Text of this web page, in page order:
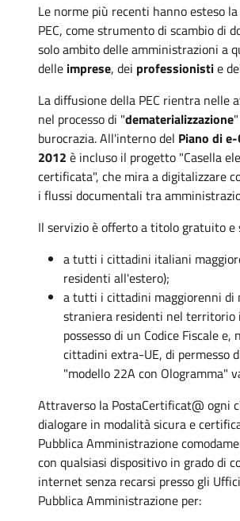
Le norme più recenti hanno esteso
PEC, come strumento di scambio di
solo ambito delle amministrazioni a
delle imprese, dei professionistie
La diffusione della PEC rientra nelle
nel processo di "dematerializzazione
burocrazia. All'interno del Piano di
2012 è incluso il progetto "Casella
certificata", che mira a digitalizzare
i flussi documentali tra
Il servizio è offerto a titolo gratuito e
a tutti i cittadini italiani
residenti all'estero);
a tutti i cittadini maggiorenni di
straniera residenti nel territorio
possesso di un Codice Fiscale e,
cittadini extra-UE, di permesso
"modello 22A con Ologramma"
Attraverso la PostaCertificat@ ogni
dialogare in modalità sicura e
Pubblica Amministrazione
con qualsiasi dispositivo in grado di
internet senza recarsi presso gli
Pubblica Amministrazione per: